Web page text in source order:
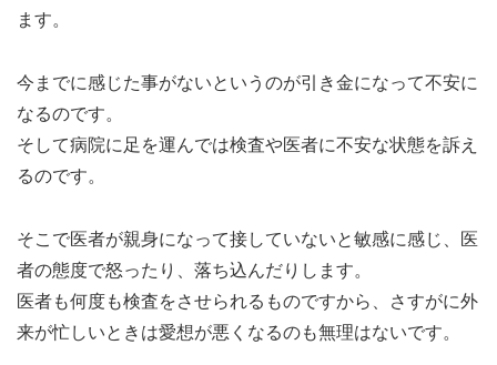
ます。
今までに感じた事がないというのが引き金になって不安に
なるのです。
そして病院に足を運んでは検査や医者に不安な状態を訴え
るのです。
そこで医者が親身になって接していないと敏感に感じ、医
者の態度で怒ったり、落ち込んだりします。
医者も何度も検査をさせられるものですから、さすがに外
来が忙しいときは愛想が悪くなるのも無理はないです。